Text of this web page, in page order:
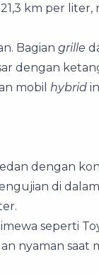
km per liter,
Bagian grille
dengan
mobil hybrid
dengan
di
seperti
nyaman saat